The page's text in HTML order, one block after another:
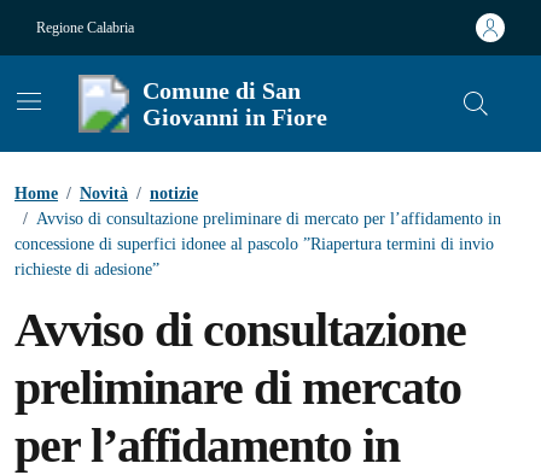
Regione Calabria
Comune di San
Giovanni in Fiore
Home / Novità / notizie
/ Avviso di consultazione preliminare di mercato per l’affidamento in
concessione di superfici idonee al pascolo ”Riapertura termini di invio
richieste di adesione”
Avviso di consultazione
preliminare di mercato
per l’affidamento in